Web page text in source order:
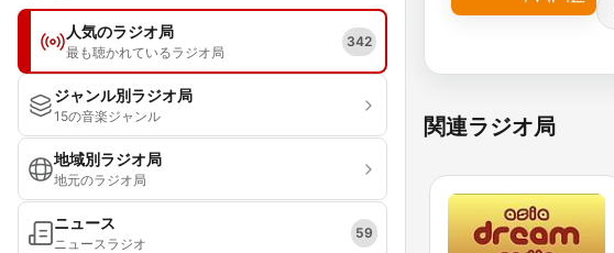
人気のラジオ局
最も聴かれているラジオ局
342
ジャンル別ラジオ局
15の音楽ジャンル
地域別ラジオ局
地元のラジオ局
ニュース
ニュースラジオ
59
関連ラジオ局